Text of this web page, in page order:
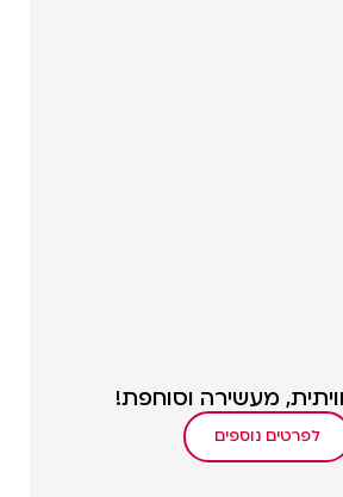
מעשירה וסוחפת!
לפרטים נוספים